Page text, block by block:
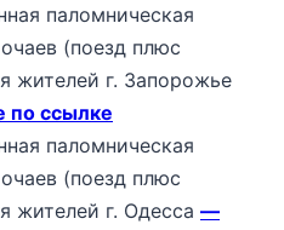
паломническая
(поезд плюс
жителей г. Запорожье
по ссылке
паломническая
(поезд плюс
жителей г. Одесса —